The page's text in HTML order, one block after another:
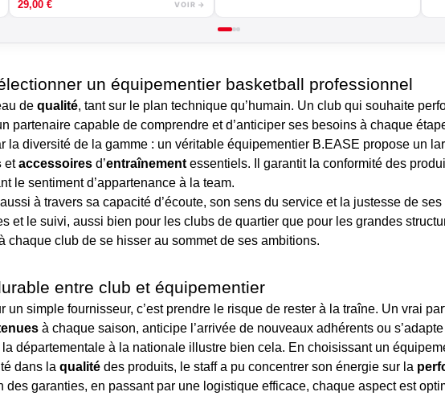
29,00 € VOIR →
un équipementier basketball professionnel
de qualité, tant sur le plan technique qu’humain. Un club qui souhaite
partenaire capable de comprendre et d’anticiper ses besoins à chaque
la diversité de la gamme : un véritable équipementier B.EASE propose un
etaccessoires d’entraînement essentiels. Il garantit la conformité des
le sentiment d’appartenance à la team.
à travers sa capacité d’écoute, son sens du service et la justesse de
et le suivi, aussi bien pour les clubs de quartier que pour les grandes
chaque club de se hisser au sommet de ses ambitions.
entre club et équipementier
un simple fournisseur, c’est prendre le risque de rester à la traîne. Un vrai
à chaque saison, anticipe l’arrivée de nouveaux adhérents ou
la départementale à la nationale illustre bien cela. En choisissant un
dans la qualité des produits, le staff a pu concentrer son énergie sur la
des garanties, en passant par une logistique efficace, chaque aspect est